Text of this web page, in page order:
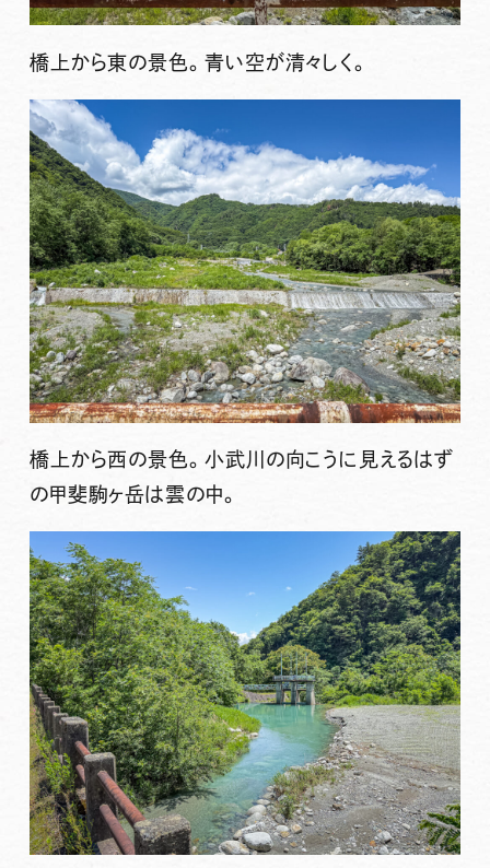
橋上から東の景色。青い空が清々しく。
橋上から西の景色。小武川の向こうに見えるはず
の甲斐駒ヶ岳は雲の中。